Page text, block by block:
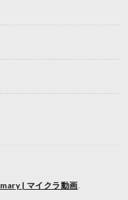
| マイクラ動画.